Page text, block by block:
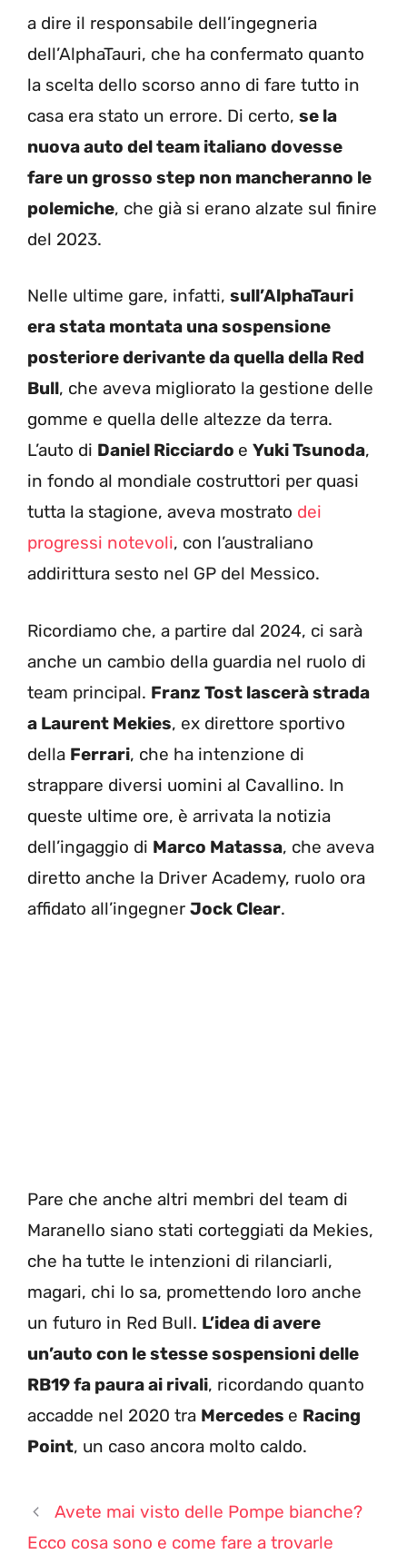
a dire il responsabile dell’ingegneria
dell’AlphaTauri, che ha confermato quanto
la scelta dello scorso anno di fare tutto in
casa era stato un errore. Di certo, se la
nuova auto del team italiano dovesse
fare un grosso step non mancheranno le
polemiche, che già si erano alzate sul finire
del 2023.
Nelle ultime gare, infatti, sull’AlphaTauri
era stata montata una sospensione
posteriore derivante da quella della Red
Bull, che aveva migliorato la gestione delle
gomme e quella delle altezze da terra.
L’auto di Daniel Ricciardo e Yuki Tsunoda,
in fondo al mondiale costruttori per quasi
tutta la stagione, aveva mostrato dei
progressi notevoli, con l’australiano
addirittura sesto nel GP del Messico.
Ricordiamo che, a partire dal 2024, ci sarà
anche un cambio della guardia nel ruolo di
team principal. Franz Tost lascerà strada
a Laurent Mekies, ex direttore sportivo
della Ferrari, che ha intenzione di
strappare diversi uomini al Cavallino. In
queste ultime ore, è arrivata la notizia
dell’ingaggio di Marco Matassa, che aveva
diretto anche la Driver Academy, ruolo ora
affidato all’ingegner Jock Clear.
Pare che anche altri membri del team di
Maranello siano stati corteggiati da Mekies,
che ha tutte le intenzioni di rilanciarli,
magari, chi lo sa, promettendo loro anche
un futuro in Red Bull. L’idea di avere
un’auto con le stesse sospensioni delle
RB19 fa paura ai rivali, ricordando quanto
accadde nel 2020 tra Mercedes e Racing
Point, un caso ancora molto caldo.
Avete mai visto delle Pompe bianche?
Ecco cosa sono e come fare a trovarle